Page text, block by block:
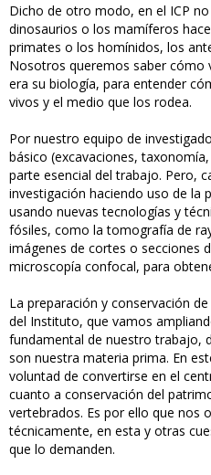
Dicho de otro modo, en el ICP
dinosaurios o los mamíferos
primates o los homínidos, los
Nosotros queremos saber cómo
era su biología, para entender
vivos y el medio que los rodea.
Por nuestro equipo de
básico (excavaciones,
parte esencial del trabajo. Pero,
investigación haciendo uso de la
usando nuevas tecnologías y
fósiles, como la tomografía de
imágenes de cortes o secciones
microscopía confocal, para
La preparación y conservación
del Instituto, que vamos
fundamental de nuestro trabajo,
son nuestra materia prima. En
voluntad de convertirse en el
cuanto a conservación del
vertebrados. Es por ello que nos
técnicamente, en esta y otras
que lo demanden.